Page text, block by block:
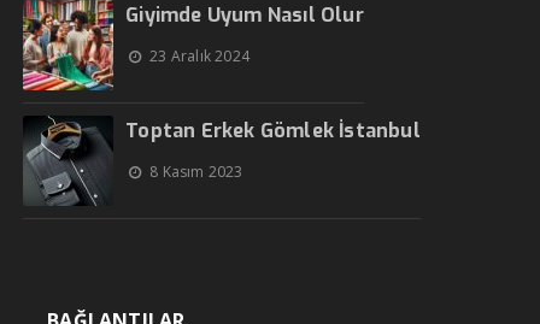
Giyimde Uyum Nasıl Olur
23 Aralık 2024
Toptan Erkek Gömlek İstanbul
8 Kasım 2023